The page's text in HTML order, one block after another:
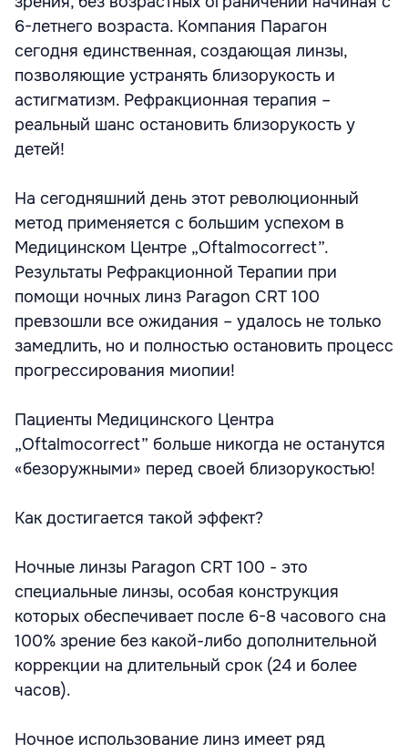
6-летнего возраста. Компания Парагон
сегодня единственная, создающая линзы,
позволяющие устранять близорукость и
астигматизм. Рефракционная терапия –
реальный шанс остановить близорукость у
детей!
На сегодняшний день этот революционный
метод применяется с большим успехом в
Медицинском Центре „Oftalmocorrect”.
Результаты Рефракционной Терапии при
помощи ночных линз Paragon CRT 100
превзошли все ожидания – удалось не только
замедлить, но и полностью остановить процесс
прогрессирования миопии!
Пациенты Медицинского Центра
„Oftalmocorrect” больше никогда не останутся
«безоружными» перед своей близорукостью!
Как достигается такой эффект?
Ночные линзы Paragon CRT 100 - это
специальные линзы, особая конструкция
которых обеспечивает после 6-8 часового сна
100% зрение без какой-либо дополнительной
коррекции на длительный срок (24 и более
часов).
Ночное использование линз имеет ряд